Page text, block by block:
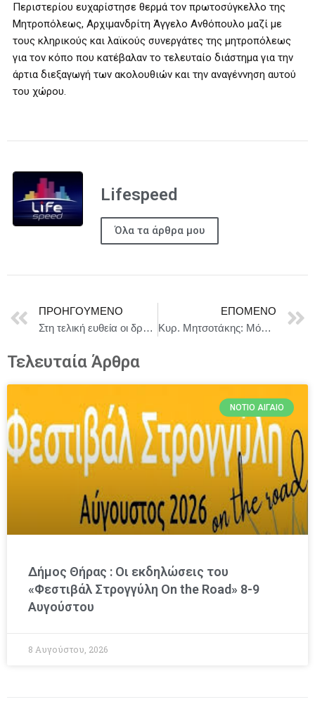
Περιστερίου ευχαρίστησε θερμά τον πρωτοσύγκελλο της
Μητροπόλεως, Αρχιμανδρίτη Άγγελο Ανθόπουλο μαζί με
τους κληρικούς και λαϊκούς συνεργάτες της μητροπόλεως
για τον κόπο που κατέβαλαν το τελευταίο διάστημα για την
άρτια διεξαγωγή των ακολουθιών και την αναγέννηση αυτού
του χώρου.
Lifespeed
Όλα τα άρθρα μου
ΠΡΟΗΓΟΎΜΕΝΟ
Στη τελική ευθεία οι δράσεις της Ένωσης Ξενοδόχων Σκιάθου για τους νέους του νησιού!
ΕΠΌΜΕΝΟ
Κυρ. Μητσοτάκης: Μόνο η Ουκρανία μπορεί να λάβει αποφάσεις για ζητήματα εδαφικής ακεραιότητας
Τελευταία Άρθρα
ΝΌΤΙΟ ΑΙΓΑΊΟ
Δήμος Θήρας : Οι εκδηλώσεις του
«Φεστιβάλ Στρογγύλη On the Road» 8-9
Αυγούστου
8 Αυγούστου, 2026